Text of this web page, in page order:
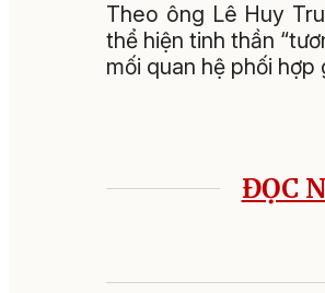
Theo ông Lê Huy
thể hiện tinh thần
mối quan hệ phối
ĐỌC